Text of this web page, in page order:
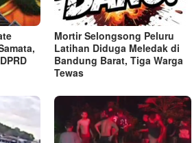
Mortir Selongsong Peluru
Latihan Diduga Meledak di
Bandung Barat, Tiga Warga
Tewas